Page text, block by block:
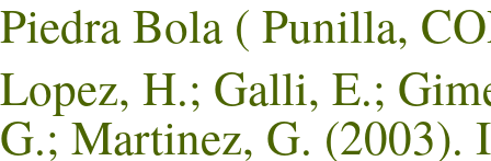
Piedra Bola ( Punilla,
Lopez, H.; Galli, E.;
G.; Martinez, G. (2003).